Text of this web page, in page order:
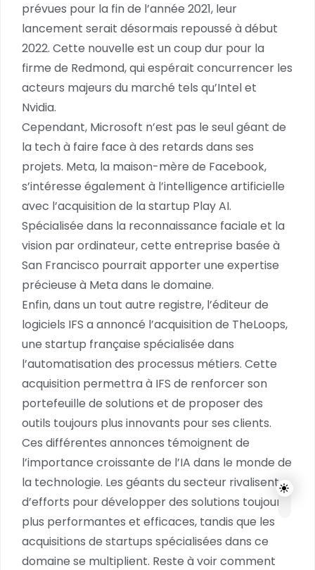
prévues pour la fin de l’année 2021, leur
lancement serait désormais repoussé à début
2022. Cette nouvelle est un coup dur pour la
firme de Redmond, qui espérait concurrencer les
acteurs majeurs du marché tels qu’Intel et
Nvidia.
Cependant, Microsoft n’est pas le seul géant de
la tech à faire face à des retards dans ses
projets. Meta, la maison-mère de Facebook,
s’intéresse également à l’intelligence artificielle
avec l’acquisition de la startup Play AI.
Spécialisée dans la reconnaissance faciale et la
vision par ordinateur, cette entreprise basée à
San Francisco pourrait apporter une expertise
précieuse à Meta dans le domaine.
Enfin, dans un tout autre registre, l’éditeur de
logiciels IFS a annoncé l’acquisition de TheLoops,
une startup française spécialisée dans
l’automatisation des processus métiers. Cette
acquisition permettra à IFS de renforcer son
portefeuille de solutions et de proposer des
outils toujours plus innovants pour ses clients.
Ces différentes annonces témoignent de
l’importance croissante de l’IA dans le monde de
la technologie. Les géants du secteur rivalisent
d’efforts pour développer des solutions toujours
plus performantes et efficaces, tandis que les
acquisitions de startups spécialisées dans ce
domaine se multiplient. Reste à voir comment